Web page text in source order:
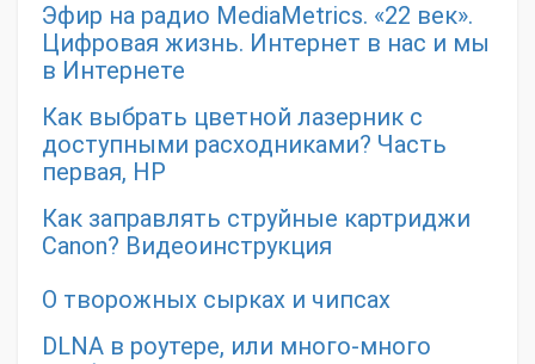
Эфир на радио MediaMetrics. «22 век».
Цифровая жизнь. Интернет в нас и мы
в Интернете
Как выбрать цветной лазерник с
доступными расходниками? Часть
первая, HP
Как заправлять струйные картриджи
Canon? Видеоинструкция
О творожных сырках и чипсах
DLNA в роутере, или много-много